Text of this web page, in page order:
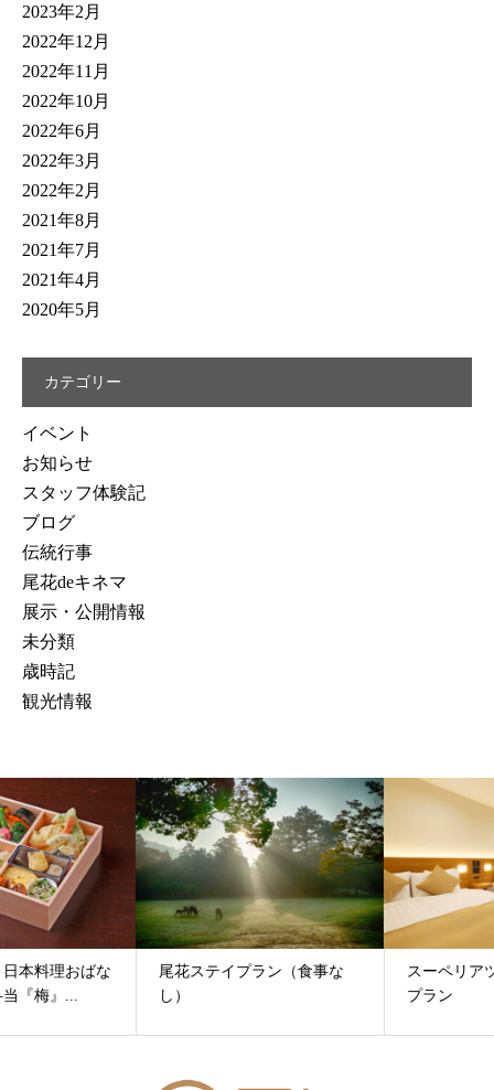
2023年2月
2022年12月
2022年11月
2022年10月
2022年6月
2022年3月
2022年2月
2021年8月
2021年7月
2021年4月
2020年5月
カテゴリー
イベント
お知らせ
スタッフ体験記
ブログ
伝統行事
尾花deキネマ
展示・公開情報
未分類
歳時記
観光情報
尾花ステイプラン（食事な
し）
スーペリアツインルーム限定